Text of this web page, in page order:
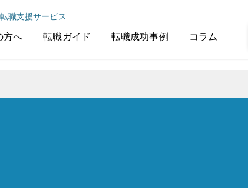
職支援サービス
方へ 転職ガイド 転職成功事例 コラム